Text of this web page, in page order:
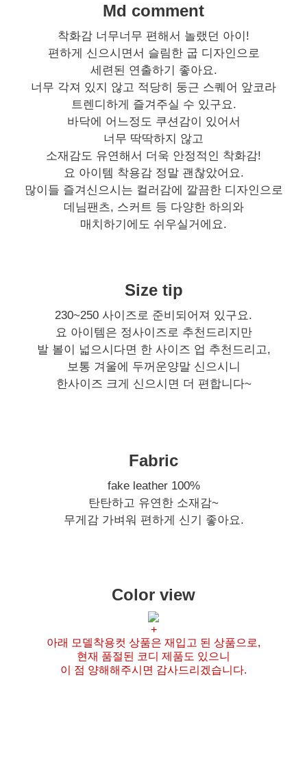
Md comment
착화감 너무너무 편해서 놀랬던 아이!
편하게 신으시면서 슬림한 굽 디자인으로
세련된 연출하기 좋아요.
너무 각져 있지 않고 적당히 둥근 스퀘어 앞코라
트렌디하게 즐겨주실 수 있구요.
바닥에 어느정도 쿠션감이 있어서
너무 딱딱하지 않고
소재감도 유연해서 더욱 안정적인 착화감!
요 아이템 착용감 정말 괜찮았어요.
많이들 즐겨신으시는 컬러감에 깔끔한 디자인으로
데님팬츠, 스커트 등 다양한 하의와
매치하기에도 쉬우실거에요.
Size tip
230~250 사이즈로 준비되어져 있구요.
요 아이템은 정사이즈로 추천드리지만
발 볼이 넓으시다면 한 사이즈 업 추천드리고,
보통 겨울에 두꺼운양말 신으시니
한사이즈 크게 신으시면 더 편합니다~
Fabric
fake leather 100%
탄탄하고 유연한 소재감~
무게감 가벼워 편하게 신기 좋아요.
Color view
+
아래 모델착용컷 상품은 재입고 된 상품으로,
현재 품절된 코디 제품도 있으니
이 점 양해해주시면 감사드리겠습니다.